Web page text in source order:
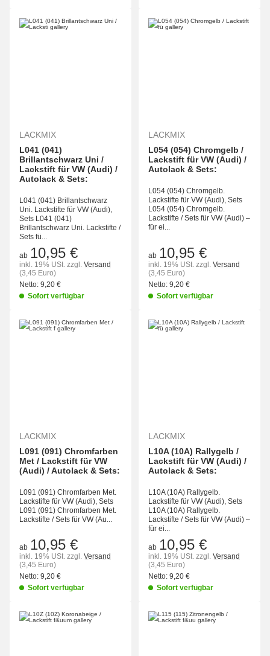
LACKMIX
L041 (041)
Brillantschwarz Uni /
Lackstift für VW (Audi) /
Autolack & Sets:
L041 (041) Brillantschwarz
Uni. Lackstifte für VW (Audi),
Sets L041 (041)
Brillantschwarz Uni. Lackstifte /
Sets fü...
ab 10,95 €
inkl. 19% USt. zzgl. Versand
(3,45 Euro)
Netto: 9,20 €
Sofort verfügbar
LACKMIX
L054 (054) Chromgelb /
Lackstift für VW (Audi) /
Autolack & Sets:
L054 (054) Chromgelb.
Lackstifte für VW (Audi), Sets
L054 (054) Chromgelb.
Lackstifte / Sets für VW (Audi) –
für ei...
ab 10,95 €
inkl. 19% USt. zzgl. Versand
(3,45 Euro)
Netto: 9,20 €
Sofort verfügbar
LACKMIX
L091 (091) Chromfarben
Met / Lackstift für VW
(Audi) / Autolack & Sets:
L091 (091) Chromfarben Met.
Lackstifte für VW (Audi), Sets
L091 (091) Chromfarben Met.
Lackstifte / Sets für VW (Au...
ab 10,95 €
inkl. 19% USt. zzgl. Versand
(3,45 Euro)
Netto: 9,20 €
Sofort verfügbar
LACKMIX
L10A (10A) Rallygelb /
Lackstift für VW (Audi) /
Autolack & Sets:
L10A (10A) Rallygelb.
Lackstifte für VW (Audi), Sets
L10A (10A) Rallygelb.
Lackstifte / Sets für VW (Audi) –
für ei...
ab 10,95 €
inkl. 19% USt. zzgl. Versand
(3,45 Euro)
Netto: 9,20 €
Sofort verfügbar